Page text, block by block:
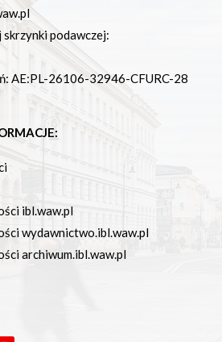
podawczej:
AE:PL-26106-32946-CFURC-28
ibl.waw.pl
wydawnictwo.ibl.waw.pl
archiwum.ibl.waw.pl